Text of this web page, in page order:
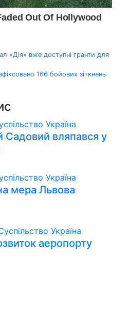
«Дія» вже доступні гранти для
166 бойових зіткнень
Україна
Садовий вляпався у
Україна
мера Львова
Україна
аеропорту